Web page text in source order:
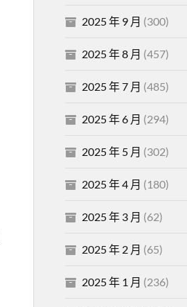
2025 年 9 月 (300)
2025 年 8 月 (457)
2025 年 7 月 (485)
2025 年 6 月 (294)
2025 年 5 月 (302)
2025 年 4 月 (180)
2025 年 3 月 (62)
2025 年 2 月 (65)
2025 年 1 月 (236)